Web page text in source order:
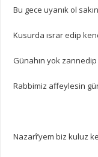
Bu gece uyanık ol
Kusurda ısrar edip
Günahın yok zannedip
Rabbimiz affeylesin
Nazarî’yem biz kuluz